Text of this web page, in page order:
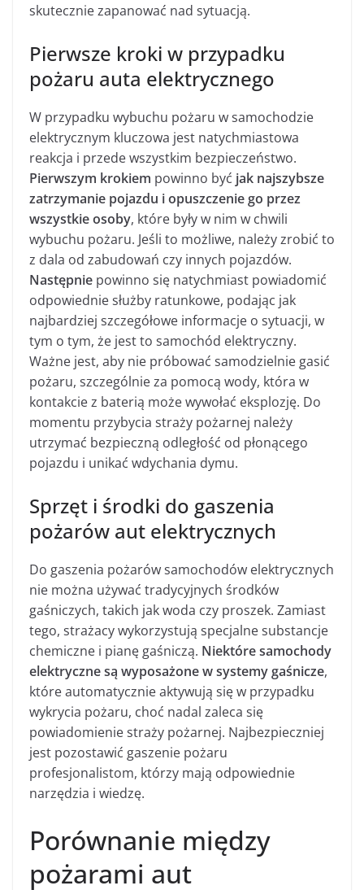
skutecznie zapanować nad sytuacją.
Pierwsze kroki w przypadku
pożaru auta elektrycznego
W przypadku wybuchu pożaru w samochodzie
elektrycznym kluczowa jest natychmiastowa
reakcja i przede wszystkim bezpieczeństwo.
Pierwszym krokiem powinno być jak najszybsze
zatrzymanie pojazdu i opuszczenie go przez
wszystkie osoby, które były w nim w chwili
wybuchu pożaru. Jeśli to możliwe, należy zrobić to
z dala od zabudowań czy innych pojazdów.
Następnie powinno się natychmiast powiadomić
odpowiednie służby ratunkowe, podając jak
najbardziej szczegółowe informacje o sytuacji, w
tym o tym, że jest to samochód elektryczny.
Ważne jest, aby nie próbować samodzielnie gasić
pożaru, szczególnie za pomocą wody, która w
kontakcie z baterią może wywołać eksplozję. Do
momentu przybycia straży pożarnej należy
utrzymać bezpieczną odległość od płonącego
pojazdu i unikać wdychania dymu.
Sprzęt i środki do gaszenia
pożarów aut elektrycznych
Do gaszenia pożarów samochodów elektrycznych
nie można używać tradycyjnych środków
gaśniczych, takich jak woda czy proszek. Zamiast
tego, strażacy wykorzystują specjalne substancje
chemiczne i pianę gaśniczą. Niektóre samochody
elektryczne są wyposażone w systemy gaśnicze,
które automatycznie aktywują się w przypadku
wykrycia pożaru, choć nadal zaleca się
powiadomienie straży pożarnej. Najbezpieczniej
jest pozostawić gaszenie pożaru
profesjonalistom, którzy mają odpowiednie
narzędzia i wiedzę.
Porównanie między
pożarami aut